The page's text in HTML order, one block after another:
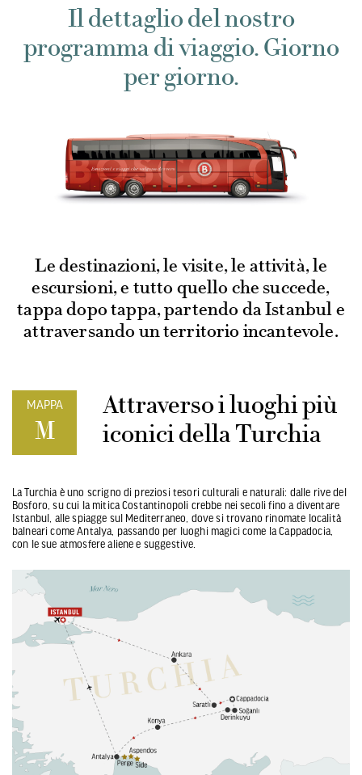
Il dettaglio del nostro
programma di viaggio. Giorno
per giorno.
Le destinazioni, le visite, le attività, le
escursioni, e tutto quello che succede,
tappa dopo tappa, partendo da Istanbul e
attraversando un territorio incantevole.
MAPPA
M
Attraverso i luoghi più
iconici della Turchia
La Turchia è uno scrigno di preziosi tesori culturali e naturali: dalle rive del
Bosforo, su cui la mitica Costantinopoli crebbe nei secoli fino a diventare
Istanbul, alle spiagge sul Mediterraneo, dove si trovano rinomate località
balneari come Antalya, passando per luoghi magici come la Cappadocia,
con le sue atmosfere aliene e suggestive.